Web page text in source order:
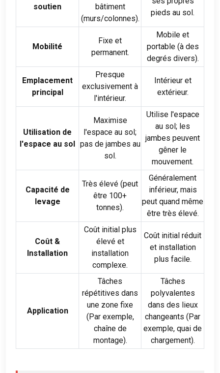
soutien
bâtiment
(murs/colonnes).
pieds au sol.
Mobilité
Fixe et
permanent.
Mobile et
portable (à des
degrés divers).
Emplacement
principal
Presque
exclusivement à
l'intérieur.
Intérieur et
extérieur.
Utilisation de
l'espace au sol
Maximise
l'espace au sol;
pas de jambes au
sol.
Utilise l'espace
au sol; les
jambes peuvent
gêner le
mouvement.
Capacité de
levage
Très élevé (peut
être 100+
tonnes).
Généralement
inférieur, mais
peut quand même
être très élevé.
Coût &
Installation
Coût initial plus
élevé et
installation
complexe.
Coût initial réduit
et installation
plus facile.
Application
Tâches
répétitives dans
une zone fixe
(Par exemple,
chaîne de
montage).
Tâches
polyvalentes
dans des lieux
changeants (Par
exemple, quai de
chargement).